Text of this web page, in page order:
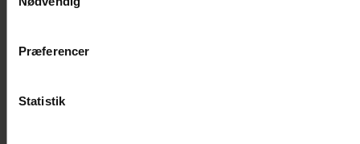
Vi anvender egne cookies og cookies fra tredjeparter til at
generere statistik og huske dine præferencer samt til brug
Præferencer
Statistik